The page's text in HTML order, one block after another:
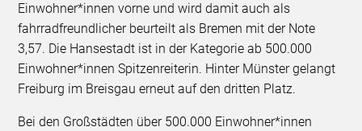
Einwohner*innen vorne und wird damit auch als
fahrradfreundlicher beurteilt als Bremen mit der Note
3,57. Die Hansestadt ist in der Kategorie ab 500.000
Einwohner*innen Spitzenreiterin. Hinter Münster gelangt
Freiburg im Breisgau erneut auf den dritten Platz.
Bei den Großstädten über 500.000 Einwohner*innen